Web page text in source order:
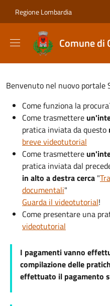
Regione Lombardia
Comune di
Benvenuto nel nuovo portale
Come funziona la
Come trasmettere
pratica inviata da questo
breve videotutorial
Come trasmettere
pratica inviata dal
in alto a destra cerca "
documentali"
Guarda il videotutorial!
Come presentare una
videotutorial
I pagamenti vanno
compilazione delle
effettuato il pagamento